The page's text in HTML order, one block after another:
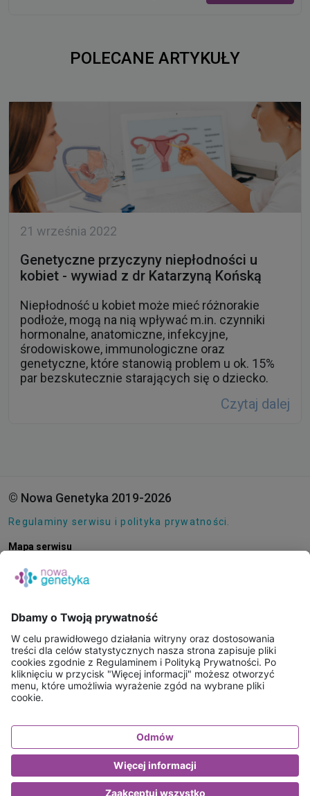
POLECANE ARTYKUŁY
21 września 2022
Genetyczne przyczyny niepłodności u
kobiet - wywiad z dr Katarzyną Końską
Niepłodność u kobiet może mieć różnorakie
podłoże, mogą na nią wpływać m.in. czynniki
hormonalne, anatomiczne, infekcyjne,
środowiskowe, immunologiczne oraz
genetyczne, które stanowią problem u ok. 15%
par bezskutecznie starających się o dziecko.
Czytaj dalej
© Nowa Genetyka 2019-2026
Regulaminy serwisu i polityka prywatności.
Mapa serwisu
E-SKLEP
PUNKTY POBRAŃ
KONSULTACJE ONLINE
PORADNIE GENETYCZNE
BAZA WIEDZY
FAQ